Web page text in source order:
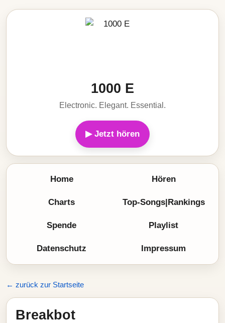
1000 E
Electronic. Elegant. Essential.
▶ Jetzt hören
Home Hören
Charts Top-Songs|Rankings
Spende Playlist
Datenschutz Impressum
← zurück zur Startseite
Breakbot